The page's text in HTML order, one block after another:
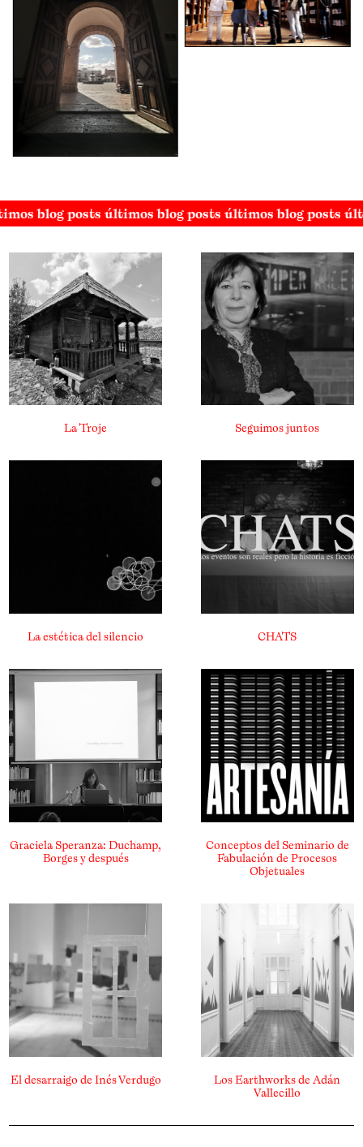
blog posts últimos blog posts últimos blog posts
La Troje Seguimos juntos
La estética del silencio CHATS
Graciela Speranza: Duchamp,
Borges y después
Conceptos del Seminario de
Fabulación de Procesos
Objetuales
El desarraigo de Inés Verdugo
Los Earthworks de Adán
Vallecillo